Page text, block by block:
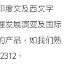
度文及西文字
发展演变及国际
产品，如我们熟
、